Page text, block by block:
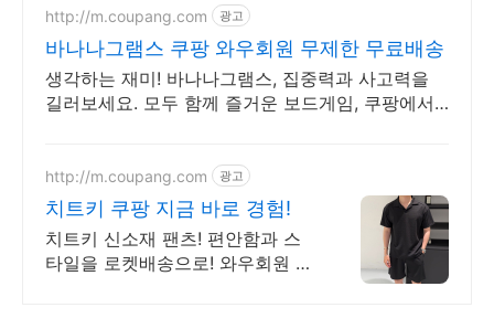
http://m.coupang.com 광고
바나나그램스 쿠팡 와우회원 무제한 무료배송
생각하는 재미! 바나나그램스, 집중력과 사고력을
길러보세요. 모두 함께 즐거운 보드게임, 쿠팡에서
http://m.coupang.com 광고
치트키 쿠팡 지금 바로 경험!
치트키 신소재 팬츠! 편안함과 스
타일을 로켓배송으로! 와우회원 무